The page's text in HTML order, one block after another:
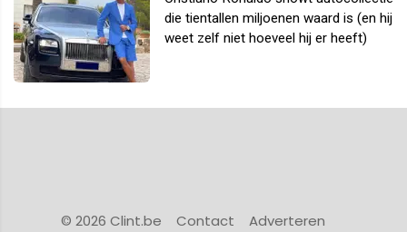
die tientallen miljoenen waard is (en hij
weet zelf niet hoeveel hij er heeft)
© 2026 Clint.be Contact Adverteren